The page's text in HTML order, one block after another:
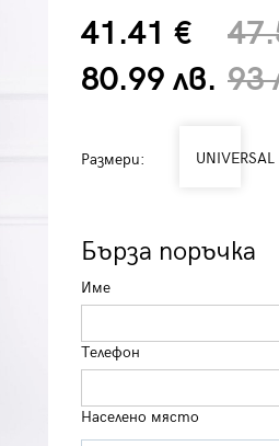
41.41 €
80.99 лв. 93
Размери: UNIVERSAL
Бърза поръчка
Име
Телефон
Населено място